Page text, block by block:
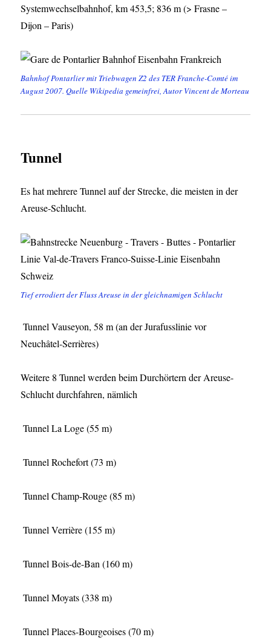
Systemwechselbahnhof, km 453,5; 836 m (> Frasne –
Dijon – Paris)
Bahnhof Pontarlier mit Triebwagen Z2 des TER Franche-Comté im
August 2007. Quelle Wikipedia gemeinfrei, Autor Vincent de Morteau
Tunnel
Es hat mehrere Tunnel auf der Strecke, die meisten in der
Areuse-Schlucht.
Tief errodiert der Fluss Areuse in der gleichnamigen Schlucht
Tunnel Vauseyon, 58 m (an der Jurafusslinie vor
Neuchâtel-Serrières)
Weitere 8 Tunnel werden beim Durchörtern der Areuse-
Schlucht durchfahren, nämlich
Tunnel La Loge (55 m)
Tunnel Rochefort (73 m)
Tunnel Champ-Rouge (85 m)
Tunnel Verrière (155 m)
Tunnel Bois-de-Ban (160 m)
Tunnel Moyats (338 m)
Tunnel Places-Bourgeoises (70 m)